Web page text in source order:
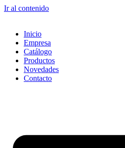
Ir al contenido
Inicio
Empresa
Catálogo
Productos
Novedades
Contacto